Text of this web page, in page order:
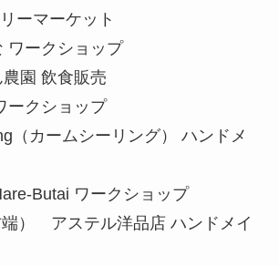
ーマーケット
ークショップ
園 飲食販売
クショップ
カームシーリング） ハンドメ
Butai ワークショップ
） アステル洋品店 ハンドメイ